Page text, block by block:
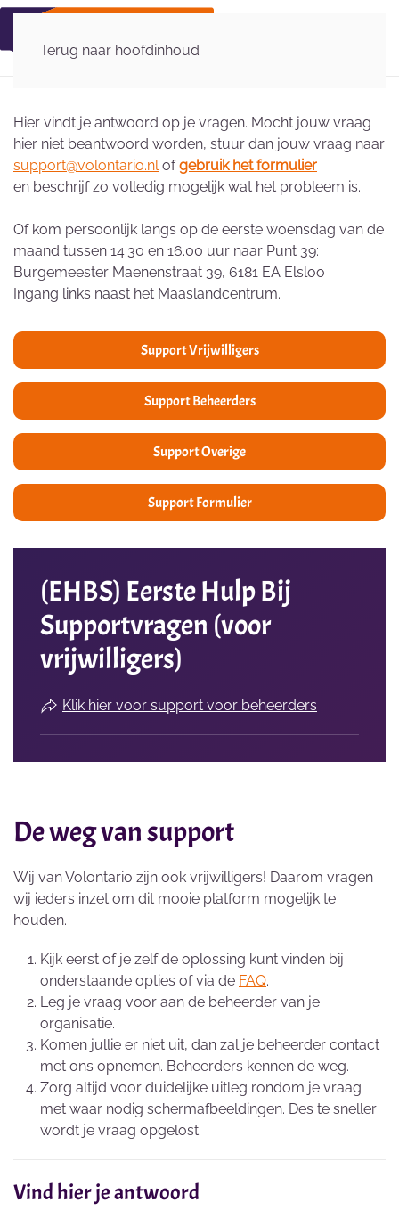
Terug naar hoofdinhoud
Hier vindt je antwoord op je vragen. Mocht jouw vraag
hier niet beantwoord worden, stuur dan jouw vraag naar
support@volontario.nlofgebruik het formulier
en beschrijf zo volledig mogelijk wat het probleem is.
Of kom persoonlijk langs op de eerste woensdag van de
maand tussen 14.30 en 16.00 uur naar Punt 39:
Burgemeester Maenenstraat 39, 6181 EA Elsloo
Ingang links naast het Maaslandcentrum.
Support Vrijwilligers
Support Beheerders
Support Overige
Support Formulier
(EHBS) Eerste Hulp Bij
Supportvragen (voor
vrijwilligers)
Klik hier voor support voor beheerders
De weg van support
Wij van Volontario zijn ook vrijwilligers! Daarom vragen
wij ieders inzet om dit mooie platform mogelijk te
houden.
Kijk eerst of je zelf de oplossing kunt vinden bij
onderstaande opties of via de FAQ.
Leg je vraag voor aan de beheerder van je
organisatie.
Komen jullie er niet uit, dan zal je beheerder contact
met ons opnemen. Beheerders kennen de weg.
Zorg altijd voor duidelijke uitleg rondom je vraag
met waar nodig schermafbeeldingen. Des te sneller
wordt je vraag opgelost.
Vind hier je antwoord